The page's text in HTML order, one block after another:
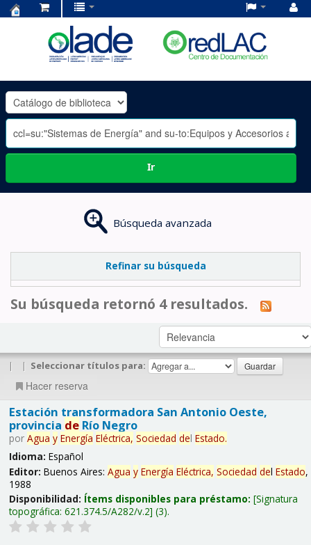
OLADE
-
Ir
Búsqueda avanzada
Refinar su búsqueda
Su búsqueda retornó 4 resultados.
| | Seleccionar títulos para:
Hacer reserva
Estación transformadora San Antonio Oeste,
provincia deRío Negro
por Agua y Energía Eléctrica, Sociedad del Estado.
Idioma: Español
Editor: Buenos Aires: Agua y Energía Eléctrica, Sociedad del Estado,
1988
Disponibilidad: Ítems disponibles para préstamo: Signatura
topográfica: 621.374.5/A282/v.2 (3).